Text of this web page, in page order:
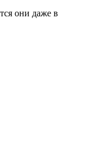
они даже в